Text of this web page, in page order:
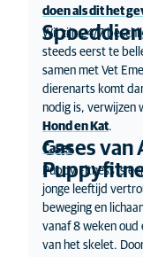
doen als dit het
Wij zijn 24/7
steeds eerst te
samen met Vet
dierenarts komt
nodig is, verwijzen
Hond en Kat.
Cases van
Cases
Puppy Fitness is
jonge leeftijd
beweging en
vanaf 8 weken
van het skelet.